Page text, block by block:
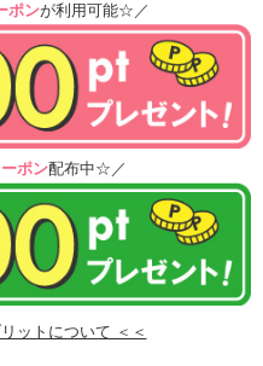
ポンが利用可能☆／
ポン配布中☆／
ットについて ＜＜